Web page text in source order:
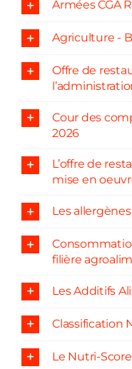
Armées CGA
Agriculture -
Offre de
Cour des
2026
L’offre de
mise en
Les allergènes
filière
Les Additifs
Classification
Le Nutri-Score